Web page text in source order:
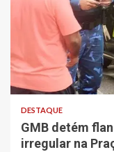
DESTAQUE
GMB detém
irregular na